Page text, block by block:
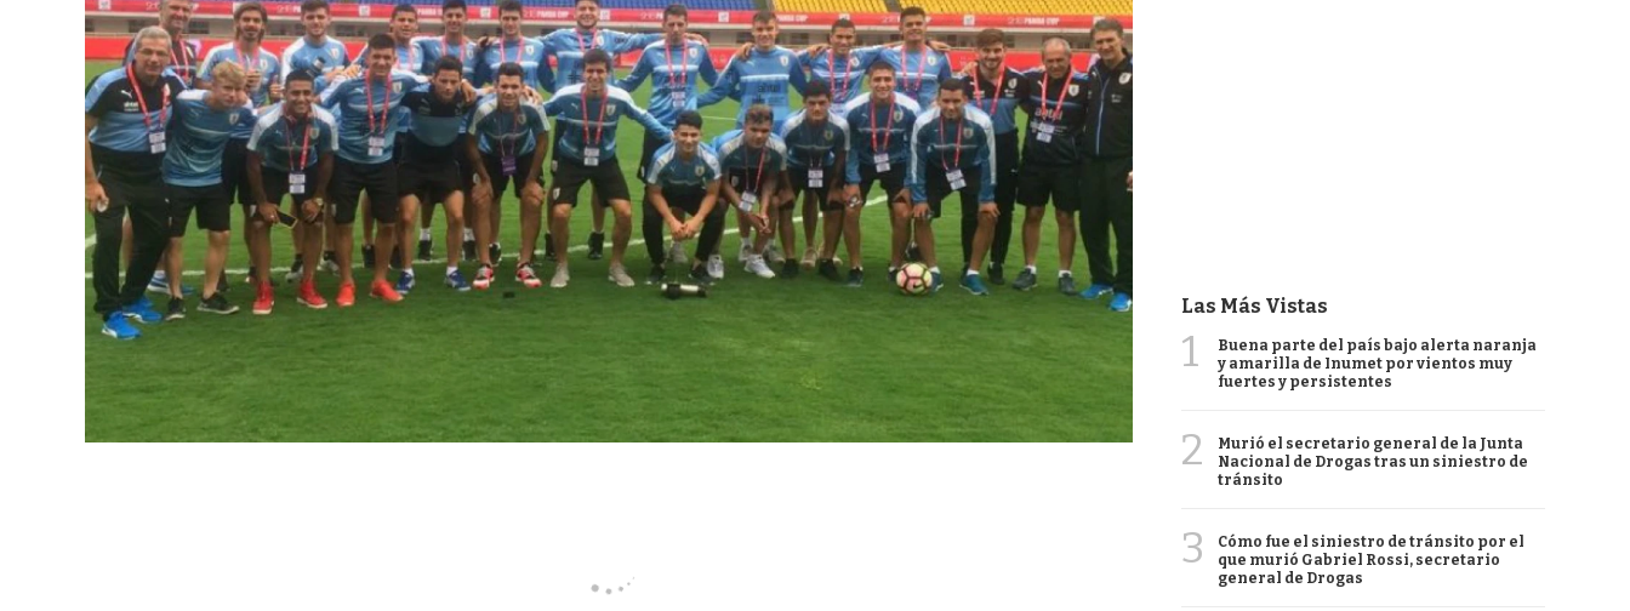
Las Más Vistas
1
Buena parte del país bajo alerta naranja
y amarilla de Inumet por vientos muy
fuertes y persistentes
2
Murió el secretario general de la Junta
Nacional de Drogas tras un siniestro de
tránsito
3
Cómo fue el siniestro de tránsito por el
que murió Gabriel Rossi, secretario
general de Drogas